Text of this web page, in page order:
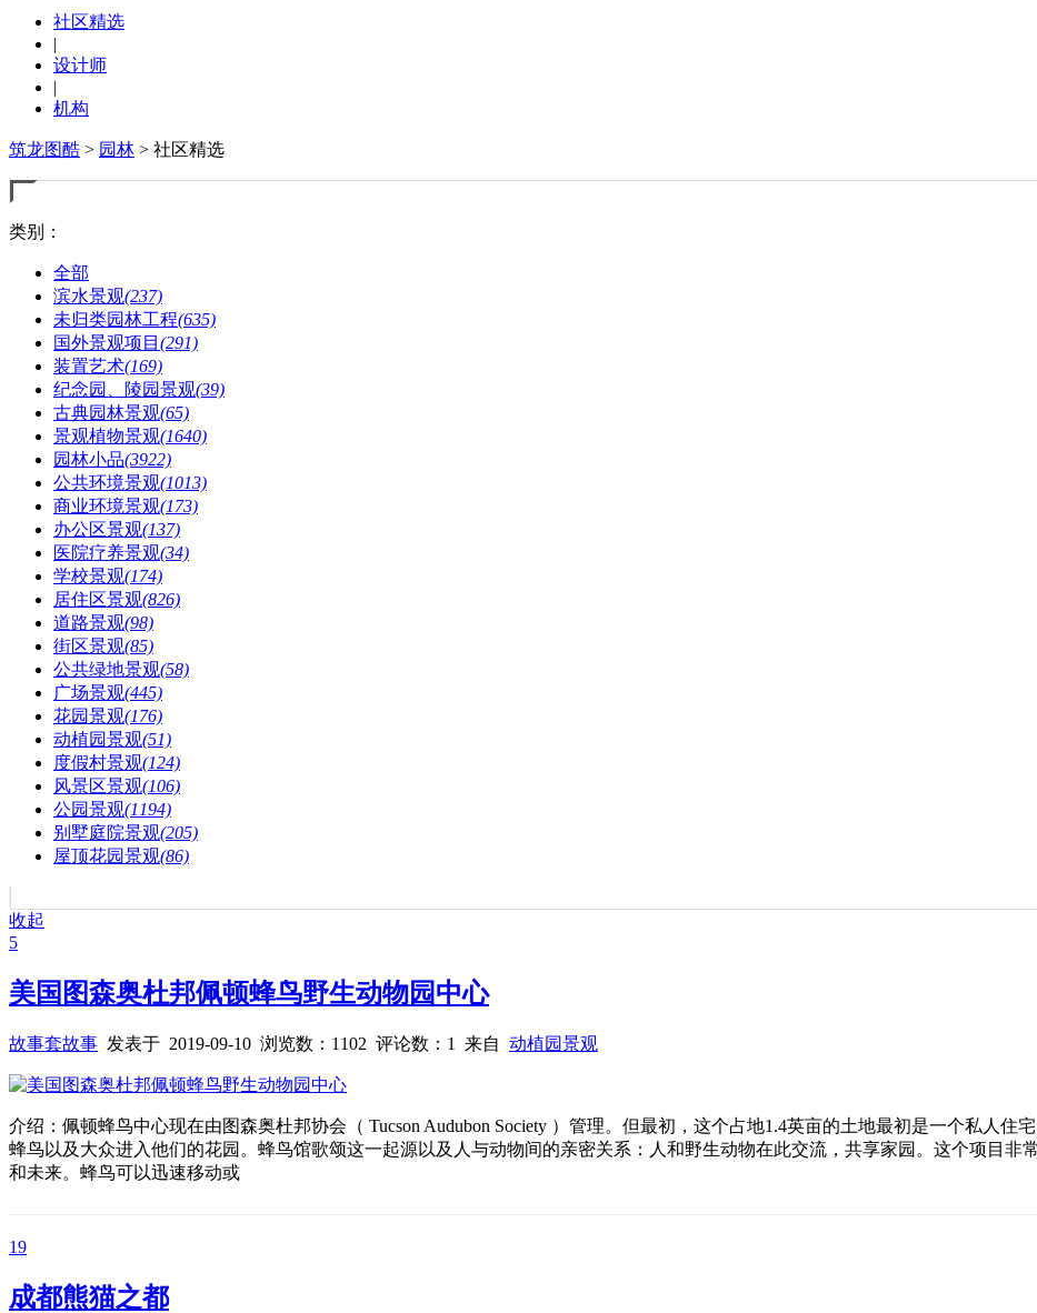
社区精选
|
设计师
|
机构
筑龙图酷 > 园林 > 社区精选
类别：
全部
滨水景观(237)
未归类园林工程(635)
国外景观项目 (291)
装置艺术(169)
纪念园、陵园景观(39)
古典园林景观(65)
景观植物景观(1640)
园林小品(3922)
公共环境景观(1013)
商业环境景观(173)
办公区景观(137)
医院疗养景观(34)
学校景观(174)
居住区景观(826)
道路景观(98)
街区景观(85)
公共绿地景观(58)
广场景观(445)
花园景观(176)
动植园景观(51)
度假村景观(124)
风景区景观(106)
公园景观(1194)
别墅庭院景观(205)
屋顶花园景观(86)
收起
5
美国图森奥杜邦佩顿蜂鸟野生动物园中心
故事套故事 发表于 2019-09-10 浏览数：1102 评论数：1 来自 动植园景观
介绍：佩顿蜂鸟中心现在由图森奥杜邦协会（ Tucson Audubon Society ）管理。但最初，这个占地1.4英亩的土地最初是一个私人住
蜂鸟以及大众进入他们的花园。蜂鸟馆歌颂这一起源以及人与动物间的亲密关系：人和野生动物在此交流，共享家园。这个项目非
和未来。蜂鸟可以迅速移动或
19
成都熊猫之都